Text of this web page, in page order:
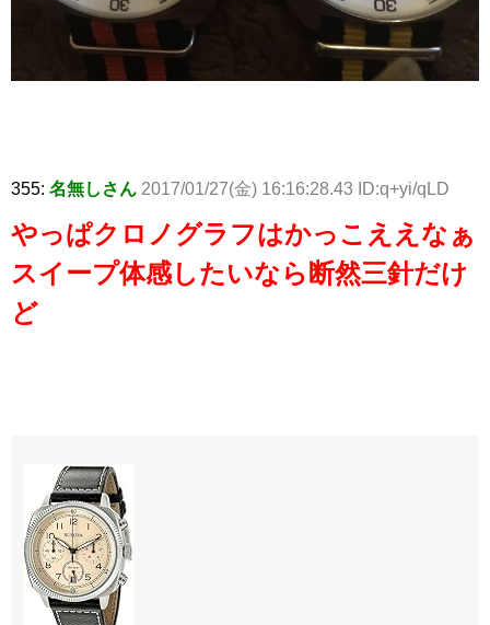
355: 名無しさん 2017/01/27(金) 16:16:28.43 ID:q+yi/qLD
やっぱクロノグラフはかっこええなぁ
スイープ体感したいなら断然三針だけ
ど